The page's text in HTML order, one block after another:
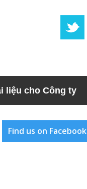
liệu cho Công ty
Find us on Facebook